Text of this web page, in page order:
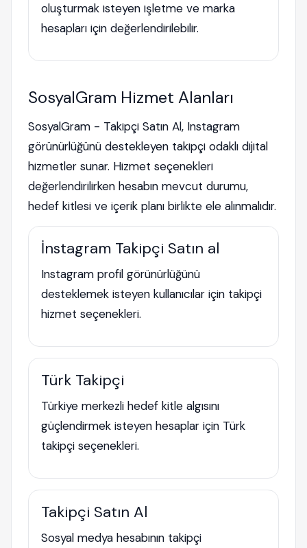
oluşturmak isteyen işletme ve marka
hesapları için değerlendirilebilir.
SosyalGram Hizmet Alanları
SosyalGram - Takipçi Satın Al, Instagram
görünürlüğünü destekleyen takipçi odaklı dijital
hizmetler sunar. Hizmet seçenekleri
değerlendirilirken hesabın mevcut durumu,
hedef kitlesi ve içerik planı birlikte ele alınmalıdır.
İnstagram Takipçi Satın al
Instagram profil görünürlüğünü
desteklemek isteyen kullanıcılar için takipçi
hizmet seçenekleri.
Türk Takipçi
Türkiye merkezli hedef kitle algısını
güçlendirmek isteyen hesaplar için Türk
takipçi seçenekleri.
Takipçi Satın Al
Sosyal medya hesabının takipçi